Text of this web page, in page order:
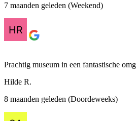
7 maanden geleden (Weekend)
Prachtig museum in een fantastische
Hilde R.
8 maanden geleden (Doordeweeks)